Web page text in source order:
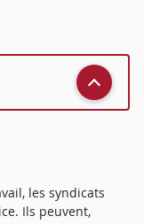
les syndicats
Ils peuvent,